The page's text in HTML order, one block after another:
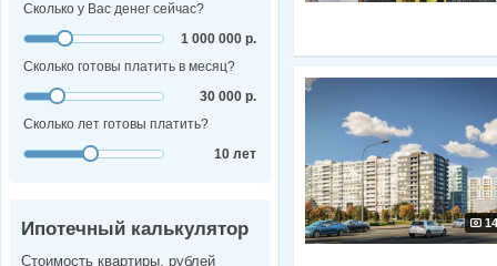
Сколько у Вас денег сейчас?
1 000 000 р.
Сколько готовы платить в месяц?
30 000 р.
Сколько лет готовы платить?
10 лет
Ипотечный калькулятор
Стоимость квартиры, рублей